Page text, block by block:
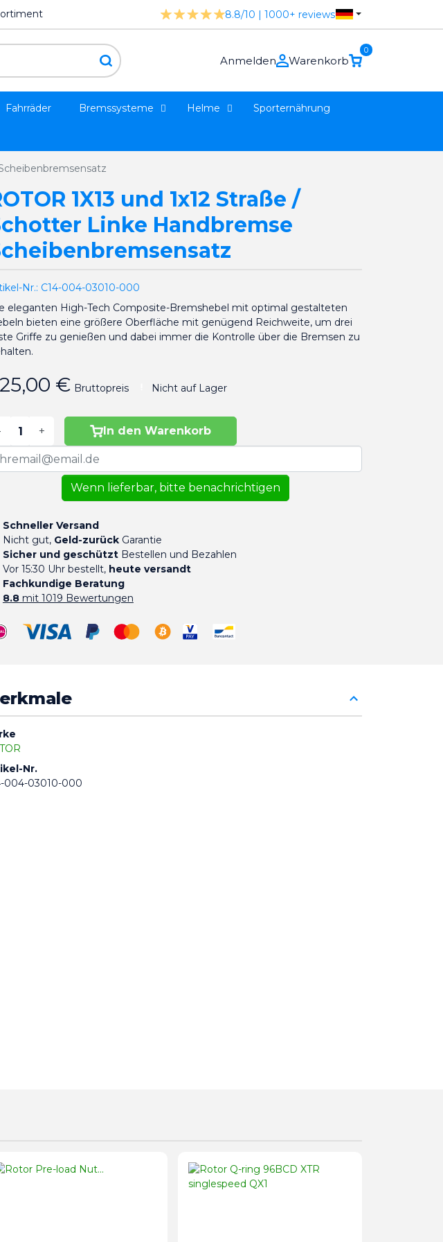
8.8/10 | 1000+ reviews
Anmelden
0
Warenkorb
Fahrräder Bremssysteme Helme Sporternährung
1X13 und 1x12 Straße /
Linke Handbremse
Nr.: C14-004-03010-000
eleganten High-Tech Composite-Bremshebel mit optimal gestalteten
bieten eine größere Oberfläche mit genügend Reichweite, um drei
Griffe zu genießen und dabei immer die Kontrolle über die Bremsen zu
€ Bruttopreis Nicht auf Lager
+ In den Warenkorb
Wenn lieferbar, bitte benachrichtigen
Schneller Versand
Nicht gut, Geld-zurückGarantie
Sicher und geschütztBestellen und Bezahlen
Vor 15:30 Uhr bestellt, heute versandt
Fachkundige Beratung
8.8mit 1019 Bewertungen
Nr.
004-03010-000